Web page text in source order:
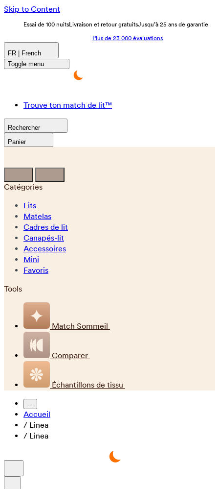
Skip to Content
Essai de 100 nuitsLivraison et retour gratuitsJusqu’à 25 ans de garantie
Plus de 23 000 évaluations
FR | French
Toggle menu
Trouve ton match de lit™
Rechercher
Panier
Catégories
Lits
Matelas
Cadres de lit
Canapés-lit
Accessoires
Mini
Favoris
Tools
Match Sommeil
Comparer
Échantillons de tissu
...
Accueil
/ Linea
/ Linea